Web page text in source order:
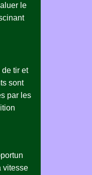
le
tir et
sont
par les
vitesse